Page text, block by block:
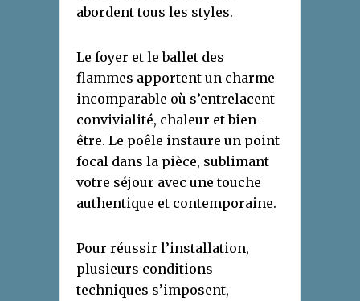
abordent tous les styles.
Le foyer et le ballet des
flammes apportent un charme
incomparable où s’entrelacent
convivialité, chaleur et bien-
être. Le poêle instaure un point
focal dans la pièce, sublimant
votre séjour avec une touche
authentique et contemporaine.
Pour réussir l’installation,
plusieurs conditions
techniques s’imposent,